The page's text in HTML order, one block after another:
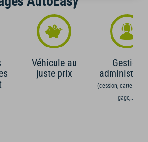
Véhicule au
juste prix
Gestion
(cession, carte grise,
gage,...)